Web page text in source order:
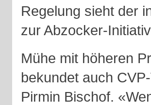
Regelung sieht der
zur Abzocker-
Mühe mit höheren
bekundet auch
Pirmin Bischof.